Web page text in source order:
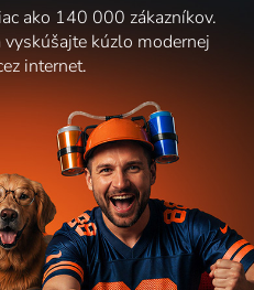
ako 140 000 zákazníkov.
kúzlo modernej
internet.